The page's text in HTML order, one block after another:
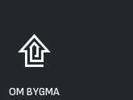
OM BYGMA